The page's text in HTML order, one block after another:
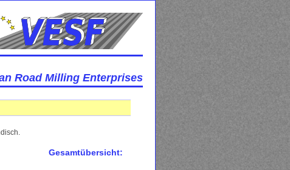
Road Milling Enterprises
Gesamtübersicht: